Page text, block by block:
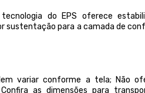
do EPS oferece
sustentação para a camada de
variar conforme a tela; Não
as dimensões para